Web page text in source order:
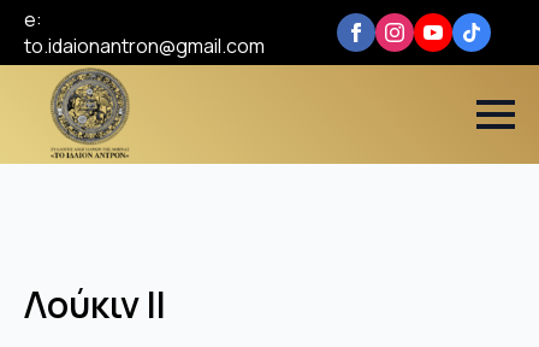
e:
to.idaionantron@gmail.com
Λούκιν ΙΙ